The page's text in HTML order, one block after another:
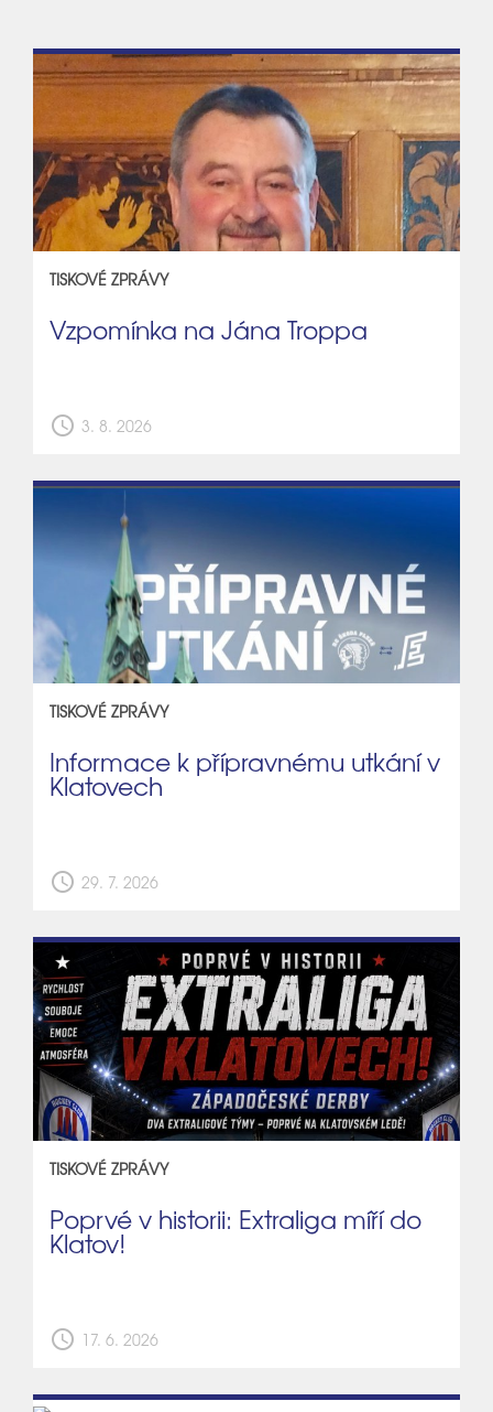
TISKOVÉ ZPRÁVY
Vzpomínka na Jána Troppa
schedule 3. 8. 2026
TISKOVÉ ZPRÁVY
Informace k přípravnému utkání v
Klatovech
schedule 29. 7. 2026
TISKOVÉ ZPRÁVY
Poprvé v historii: Extraliga míří do
Klatov!
schedule 17. 6. 2026